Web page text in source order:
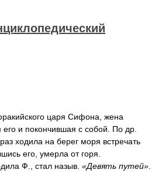
царя Сифона, жена
и покончившая с собой. По др.
ходила на берег моря встречать
его, умерла от горя.
Ф., стал назыв. «Девять путей»